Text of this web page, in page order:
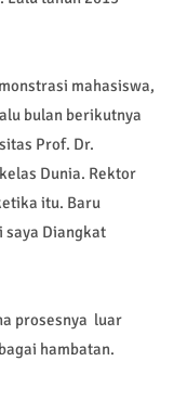
mahasiswa,
bulan berikutnya
Prof. Dr.
Dunia. Rektor
itu. Baru
saya Diangkat
prosesnya luar
hambatan.